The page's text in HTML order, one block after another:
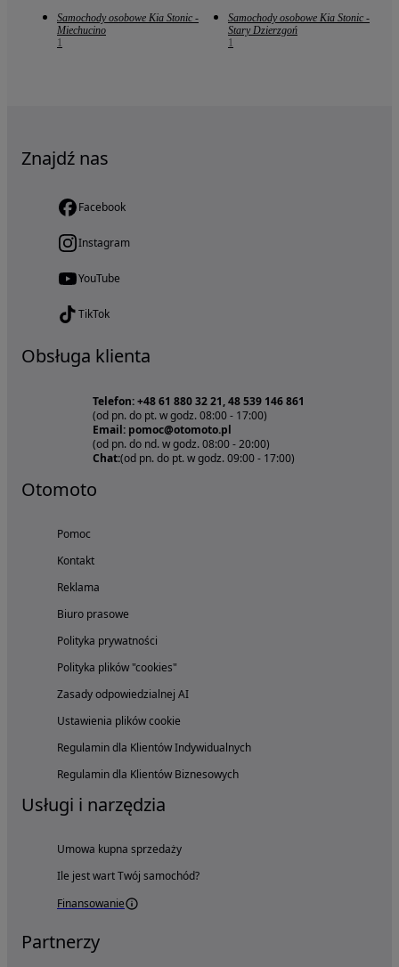
Samochody osobowe Kia Stonic -
Miechucino
1
Samochody osobowe Kia Stonic -
Stary Dzierzgoń
1
Znajdź nas
Facebook
Instagram
YouTube
TikTok
Obsługa klienta
Telefon: +48 61 880 32 21, 48 539 146 861
(od pn. do pt. w godz. 08:00 - 17:00)
Email: pomoc@otomoto.pl
(od pn. do nd. w godz. 08:00 - 20:00)
Chat:(od pn. do pt. w godz. 09:00 - 17:00)
Otomoto
Pomoc
Kontakt
Reklama
Biuro prasowe
Polityka prywatności
Polityka plików "cookies"
Zasady odpowiedzialnej AI
Ustawienia plików cookie
Regulamin dla Klientów Indywidualnych
Regulamin dla Klientów Biznesowych
Usługi i narzędzia
Umowa kupna sprzedaży
Ile jest wart Twój samochód?
Finansowanie
Partnerzy